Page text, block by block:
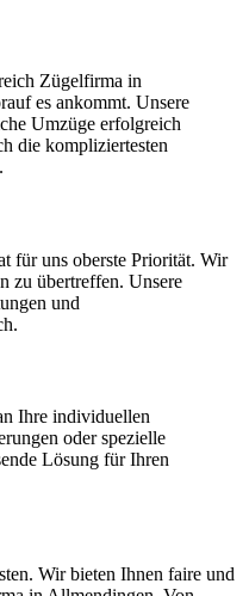
Zügelfirma in
es ankommt. Unsere
Umzüge erfolgreich
die kompliziertesten
für uns oberste Priorität. Wir
zu übertreffen. Unsere
und
Ihre individuellen
oder spezielle
Lösung für Ihren
Wir bieten Ihnen faire und